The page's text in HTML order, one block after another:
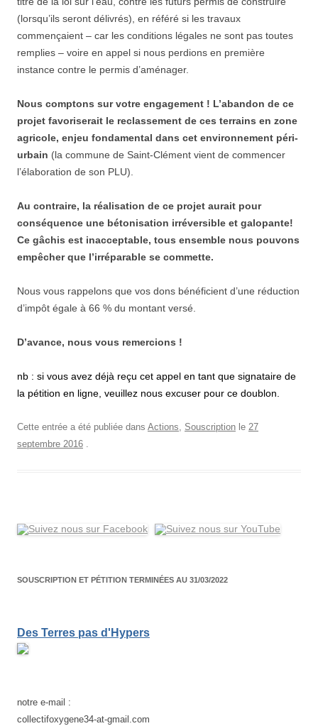
(lorsqu’ils seront délivrés), en référé si les travaux
commençaient – car les conditions légales ne sont pas toutes
remplies – voire en appel si nous perdions en première
instance contre le permis d’aménager.
Nous comptons sur votre engagement ! L’abandon de ce
projet favoriserait le reclassement de ces terrains en zone
agricole, enjeu fondamental dans cet environnement péri-
urbain (la commune de Saint-Clément vient de commencer
l’élaboration de son PLU).
Au contraire, la réalisation de ce projet aurait pour
conséquence une bétonisation irréversible et galopante!
Ce gâchis est inacceptable, tous ensemble nous pouvons
empêcher que l’irréparable se commette.
Nous vous rappelons que vos dons bénéficient d’une réduction
d’impôt égale à 66 % du montant versé.
D’avance, nous vous remercions !
nb : si vous avez déjà reçu cet appel en tant que signataire de
la pétition en ligne, veuillez nous excuser pour ce doublon.
Cette entrée a été publiée dans Actions, Souscription le 27
septembre 2016 .
SOUSCRIPTION ET PÉTITION TERMINÉES AU 31/03/2022
Des Terres pas d'Hypers
notre e-mail :
collectifoxygene34-at-gmail.com